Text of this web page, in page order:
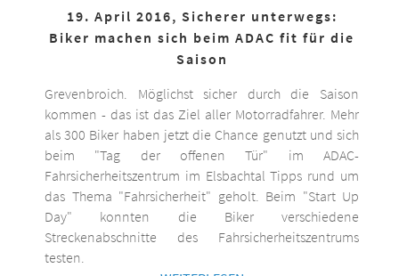
19. April 2016, Sicherer unterwegs:
Biker machen sich beim ADAC fit für die
Saison
Grevenbroich. Möglichst sicher durch die Saison
kommen - das ist das Ziel aller Motorradfahrer. Mehr
als 300 Biker haben jetzt die Chance genutzt und sich
beim "Tag der offenen Tür" im ADAC-
Fahrsicherheitszentrum im Elsbachtal Tipps rund um
das Thema "Fahrsicherheit" geholt. Beim "Start Up
Day" konnten die Biker verschiedene
Streckenabschnitte des Fahrsicherheitszentrums
testen.